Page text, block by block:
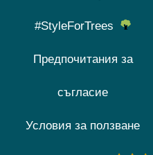
#StyleForTrees
Предпочитания за
съгласие
Условия за ползване